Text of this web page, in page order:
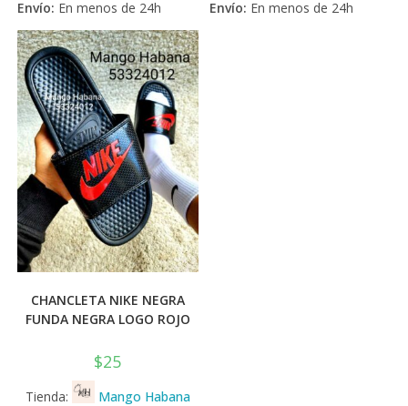
múltiples
Las
opciones
se
pueden
elegir
en
la
página
de
producto
Envío: En menos de 24h Envío: En menos de 24h
CHANCLETA NIKE NEGRA
FUNDA NEGRA LOGO ROJO
$25
Tienda: Mango Habana